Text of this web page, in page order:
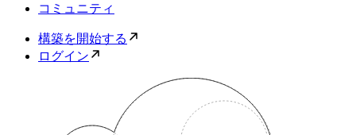
コミュニティ
構築を開始する
ログイン